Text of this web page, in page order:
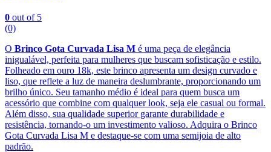
0 out of 5
(0)
O Brinco Gota Curvada Lisa M é uma peça de elegância
inigualável, perfeita para mulheres que buscam sofisticação e estilo.
Folheado em ouro 18k, este brinco apresenta um design curvado e
liso, que reflete a luz de maneira deslumbrante, proporcionando um
brilho único. Seu tamanho médio é ideal para quem busca um
acessório que combine com qualquer look, seja ele casual ou formal.
Além disso, sua qualidade superior garante durabilidade e
resistência, tornando-o um investimento valioso. Adquira o Brinco
Gota Curvada Lisa M e destaque-se com uma semijoia de alto
padrão.